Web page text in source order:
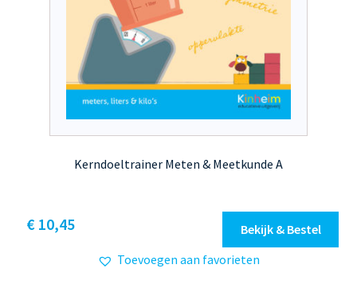
Kerndoeltrainer Meten & Meetkunde A
€ 10,45 Bekijk & Bestel
heeft
Toevoegen aan favorieten